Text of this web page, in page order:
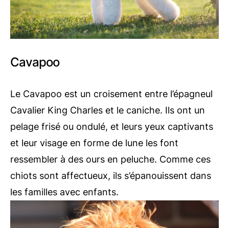
Cavapoo
Le Cavapoo est un croisement entre l’épagneul
Cavalier King Charles et le caniche. Ils ont un
pelage frisé ou ondulé, et leurs yeux captivants
et leur visage en forme de lune les font
ressembler à des ours en peluche. Comme ces
chiots sont affectueux, ils s’épanouissent dans
les familles avec enfants.